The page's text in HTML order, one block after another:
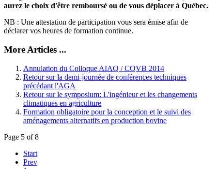
aurez le choix d'être remboursé ou de vous déplacer à Québec.
NB : Une attestation de participation vous sera émise afin de
déclarer vos heures de formation continue.
More Articles ...
Annulation du Colloque AIAQ / CQVB 2014
Retour sur la demi-journée de conférences techniques
précédant l'AGA
Retour sur le symposium: L'ingénieur et les changements
climatiques en agriculture
Formation obligatoire pour la conception et le suivi des
aménagements alternatifs en production bovine
Page 5 of 8
Start
Prev